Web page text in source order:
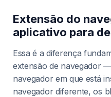
Extensão do
aplicativo para
Essa é a diferença
extensão de navegador
navegador em que está
navegador diferente, os